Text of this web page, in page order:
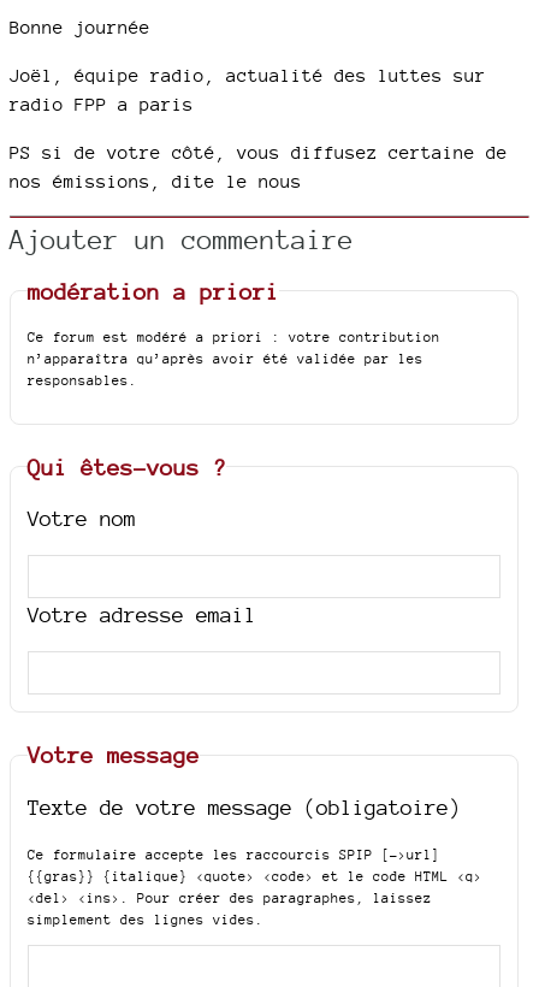
Bonne journée
Joël, équipe radio, actualité des luttes sur
radio FPP a paris
PS si de votre côté, vous diffusez certaine de
nos émissions, dite le nous
Ajouter un commentaire
modération a priori
Ce forum est modéré a priori : votre contribution
n’apparaîtra qu’après avoir été validée par les
responsables.
Qui êtes-vous ?
Votre nom
Votre adresse email
Votre message
Texte de votre message (obligatoire)
Ce formulaire accepte les raccourcis SPIP
[->url]
{{gras}} {italique} <quote> <code>
et le code HTML <q>
<del> <ins>
. Pour créer des paragraphes, laissez
simplement des lignes vides.